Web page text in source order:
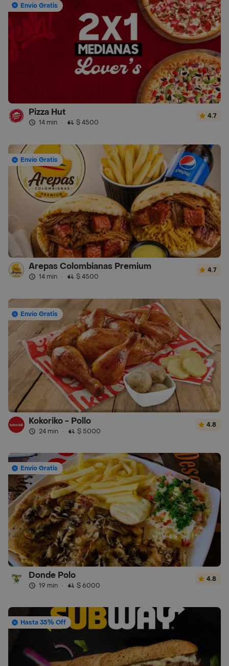
Envío Gratis
Pizza Hut
14 min · $ 4500
4.7
Envío Gratis
Arepas Colombianas Premium
14 min · $ 4500
4.7
Envío Gratis
Kokoriko - Pollo
24 min · $ 5000
4.8
Envío Gratis
Donde Polo
19 min · $ 6000
4.8
Hasta 35% Off